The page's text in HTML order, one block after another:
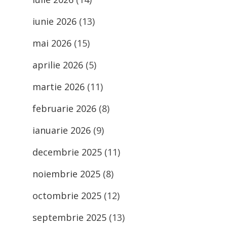
iunie 2026 (13)
mai 2026 (15)
aprilie 2026 (5)
martie 2026 (11)
februarie 2026 (8)
ianuarie 2026 (9)
decembrie 2025 (11)
noiembrie 2025 (8)
octombrie 2025 (12)
septembrie 2025 (13)